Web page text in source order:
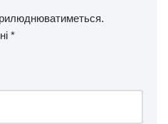
*